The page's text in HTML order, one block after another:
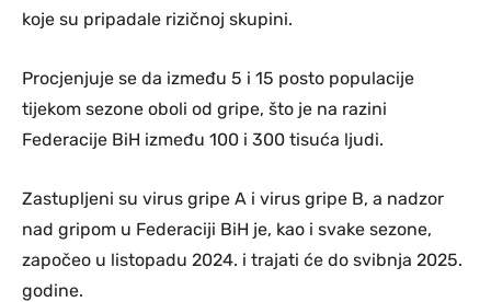
koje su pripadale rizičnoj skupini.
Procjenjuje se da između 5 i 15 posto populacije
tijekom sezone oboli od gripe, što je na razini
Federacije BiH između 100 i 300 tisuća ljudi.
Zastupljeni su virus gripe A i virus gripe B, a nadzor
nad gripom u Federaciji BiH je, kao i svake sezone,
započeo u listopadu 2024. i trajati će do svibnja 2025.
godine.